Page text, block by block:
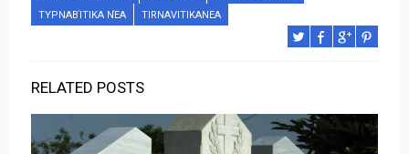
ΤΥΡΝΑΒΊΤΙΚΑ ΝΈΑ
TIRNAVITIKANEA
RELATED POSTS